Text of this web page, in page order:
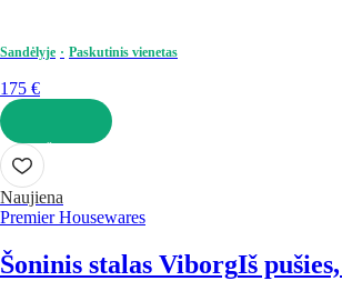
Sandėlyje Paskutinis vienetas
175 €
Į KREPŠELĮ
Naujiena
Premier Housewares
Šoninis stalas ViborgIš